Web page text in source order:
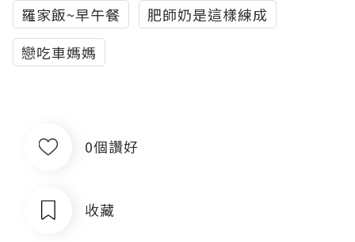
羅家飯~早午餐
肥師奶是這樣練成
戀吃車媽媽
0個讚好
收藏